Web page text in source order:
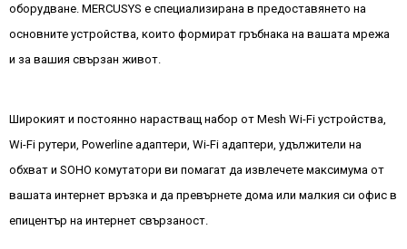
оборудване. MERCUSYS е специализирана в предоставянето на
основните устройства, които формират гръбнака на вашата мрежа
и за вашия свързан живот.
Широкият и постоянно нарастващ набор от Mesh Wi-Fi устройства,
Wi-Fi рутери, Powerline адаптери, Wi-Fi адаптери, удължители на
обхват и SOHO комутатори ви помагат да извлечете максимума от
вашата интернет връзка и да превърнете дома или малкия си офис в
епицентър на интернет свързаност.